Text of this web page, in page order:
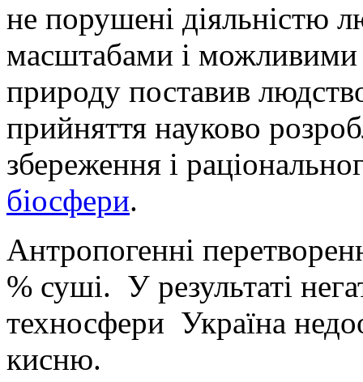
не порушені діяльністю
масштабами і можливими
природу поставив
прийняття науково
збереження і
біосфери.
Антропогенні
% суші. У результаті
техносфери Україна
кисню.